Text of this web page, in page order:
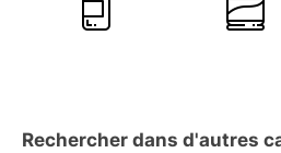
Rechercher dans d'autres